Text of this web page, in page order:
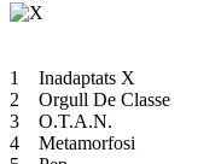
1
Inadaptats X
2
Orgull De Classe
3
O.T.A.N.
4
Metamorfosi